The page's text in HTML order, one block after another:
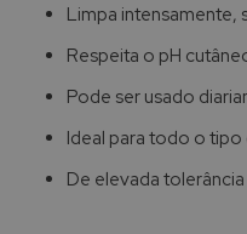
Limpa intensamente,
Respeita o pH
Pode ser usado
Ideal para todo o tipo
De elevada tolerância